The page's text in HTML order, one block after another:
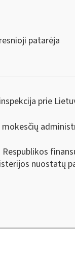
prie
mokesčių
nuostatų